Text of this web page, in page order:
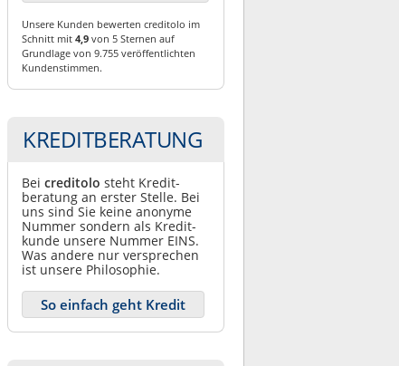
Unsere Kunden bewerten creditolo im
Schnitt mit 4,9 von 5 Sternen auf
Grundlage von 9.755 veröffentlichten
Kundenstimmen.
KREDITBERATUNG
Bei creditolo steht Kredit­
beratung an erster Stelle. Bei
uns sind Sie keine anonyme
Nummer sondern als Kredit­
kunde unsere Nummer EINS.
Was andere nur ver­sprechen
ist unsere Philosophie.
So einfach geht Kredit